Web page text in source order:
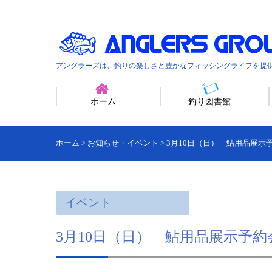
アングラーズは、釣りの楽しさと豊かなフィッシングライフを提
ホーム 釣り図書館
ホーム > お知らせ・イベント > 3月10日（日） 鮎用品展示
イベント
3月10日（日） 鮎用品展示予約